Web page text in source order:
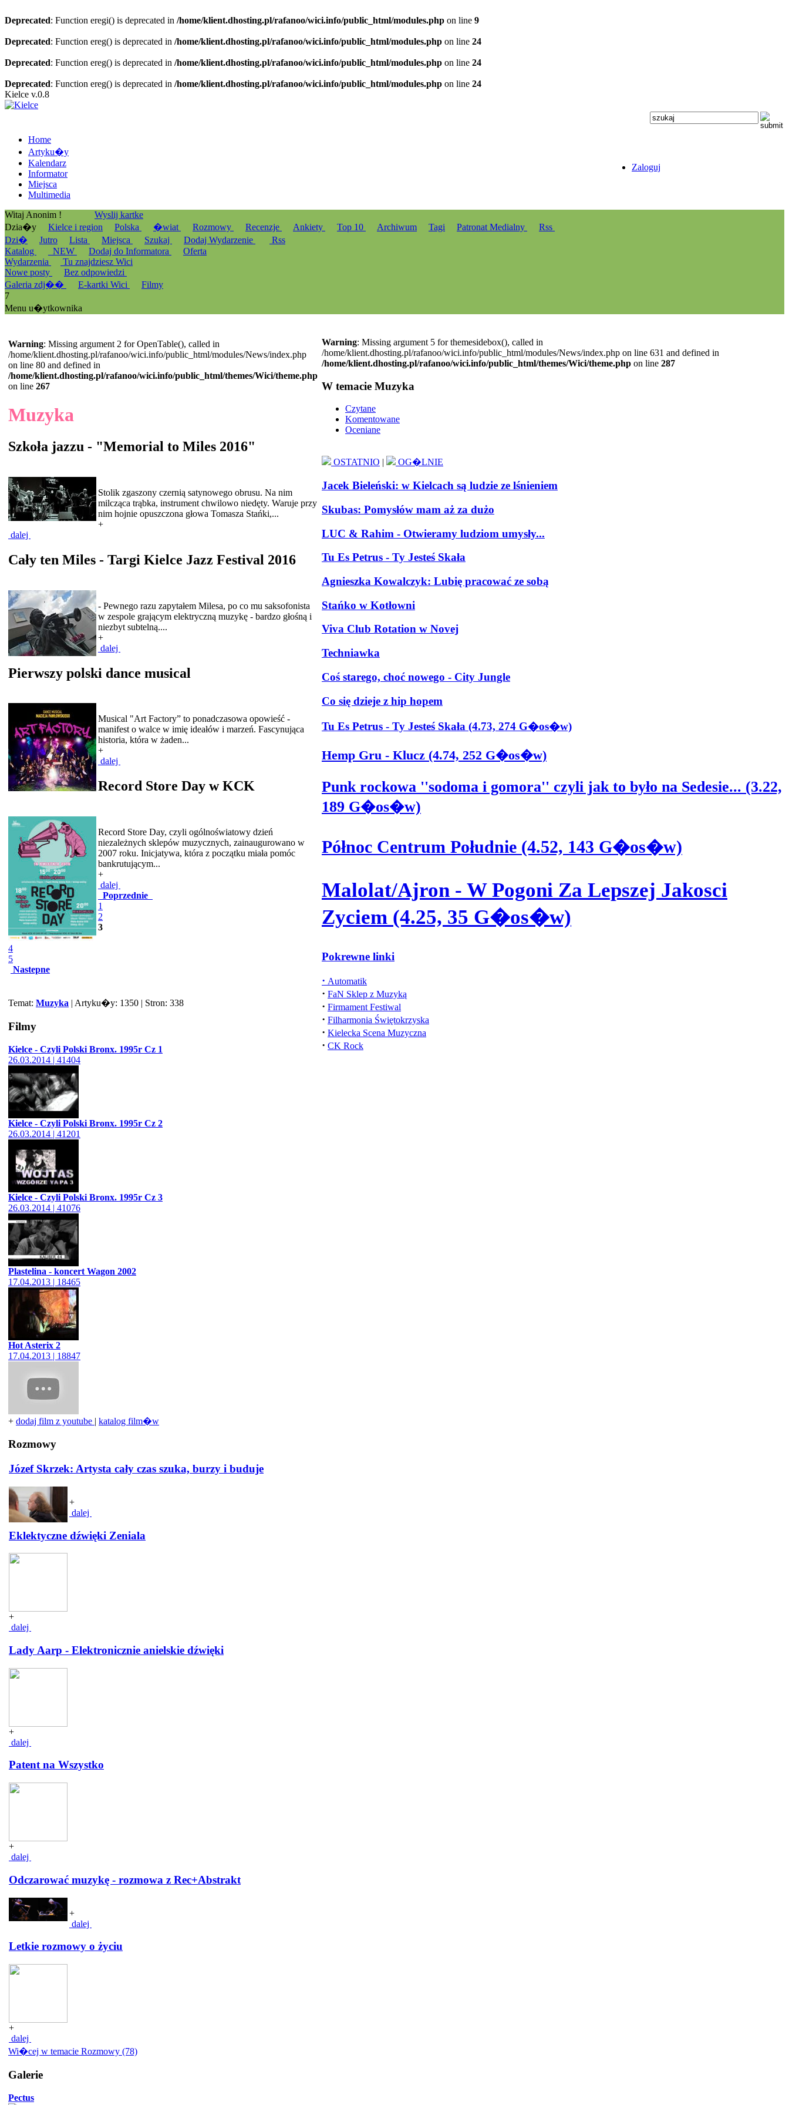
Deprecated: Function eregi() is deprecated in /home/klient.dhosting.pl/rafanoo/wici.info/public_html/modules.php on line 9
Deprecated: Function ereg() is deprecated in /home/klient.dhosting.pl/rafanoo/wici.info/public_html/modules.php on line 24
Deprecated: Function ereg() is deprecated in /home/klient.dhosting.pl/rafanoo/wici.info/public_html/modules.php on line 24
Deprecated: Function ereg() is deprecated in /home/klient.dhosting.pl/rafanoo/wici.info/public_html/modules.php on line 24
Kielce v.0.8
Home
Artyku�y
Kalendarz
Informator
Miejsca
Multimedia
Zaloguj
Witaj Anonim !
Wyslij kartke
Dzia�y
Kielce i region Polska �wiat Rozmowy Recenzje Ankiety Top 10 Archiwum Tagi Patronat Medialny
Rss
Dzi�
Jutro Lista Miejsca Szukaj Dodaj Wydarzenie
Rss
Katalog
_NEW Dodaj do Informatora
Oferta
Wydarzenia
Tu znajdziesz Wici
Nowe posty
Bez odpowiedzi
Galeria zdj��
E-kartki Wici
Filmy
7
Menu u�ytkownika
Warning: Missing argument 2 for OpenTable(), called in
/home/klient.dhosting.pl/rafanoo/wici.info/public_html/modules/News/index.php
on line 80 and defined in
/home/klient.dhosting.pl/rafanoo/wici.info/public_html/themes/Wici/theme.php
on line 267
Muzyka
Szkoła jazzu - "Memorial to Miles 2016"
Stolik zgaszony czernią satynowego obrusu. Na nim
milcząca trąbka, instrument chwilowo niedęty. Waruje przy
nim hojnie opuszczona głowa Tomasza Stańki,...
+
dalej
Cały ten Miles - Targi Kielce Jazz Festival 2016
- Pewnego razu zapytałem Milesa, po co mu saksofonista
w zespole grającym elektryczną muzykę - bardzo głośną i
niezbyt subtelną....
+
dalej
Pierwszy polski dance musical
Musical "Art Factory” to ponadczasowa opowieść -
manifest o walce w imię ideałów i marzeń. Fascynująca
historia, która w żaden...
+
dalej
Record Store Day w KCK
Record Store Day, czyli ogólnoświatowy dzień
niezależnych sklepów muzycznych, zainaugurowano w
2007 roku. Inicjatywa, która z początku miała pomóc
bankrutującym...
+
dalej
Poprzednie
1
2
3
4
5
Nastepne
Temat: Muzyka | Artyku�y: 1350 | Stron: 338
Filmy
Kielce - Czyli Polski Bronx. 1995r Cz 1
26.03.2014 | 41404
Kielce - Czyli Polski Bronx. 1995r Cz 2
26.03.2014 | 41201
Kielce - Czyli Polski Bronx. 1995r Cz 3
26.03.2014 | 41076
Plastelina - koncert Wagon 2002
17.04.2013 | 18465
Hot Asterix 2
17.04.2013 | 18847
+ dodaj film z youtube | katalog film�w
Rozmowy
Józef Skrzek: Artysta cały czas szuka, burzy i buduje
+
dalej
Eklektyczne dźwięki Zeniala
+
dalej
Lady Aarp - Elektronicznie anielskie dźwięki
+
dalej
Patent na Wszystko
+
dalej
Odczarować muzykę - rozmowa z Rec+Abstrakt
+
dalej
Letkie rozmowy o życiu
+
dalej
Wi�cej w temacie Rozmowy (78)
Galerie
Pectus
Warning: Missing argument 5 for themesidebox(), called in
/home/klient.dhosting.pl/rafanoo/wici.info/public_html/modules/News/index.php on line 631 and defined in
/home/klient.dhosting.pl/rafanoo/wici.info/public_html/themes/Wici/theme.php on line 287
W temacie Muzyka
Czytane
Komentowane
Oceniane
OSTATNIO | OG�LNIE
Jacek Bieleński: w Kielcach są ludzie ze lśnieniem
Skubas: Pomysłów mam aż za dużo
LUC & Rahim - Otwieramy ludziom umysły...
Tu Es Petrus - Ty Jesteś Skała
Agnieszka Kowalczyk: Lubię pracować ze sobą
Stańko w Kotłowni
Viva Club Rotation w Novej
Techniawka
Coś starego, choć nowego - City Jungle
Co się dzieje z hip hopem
Tu Es Petrus - Ty Jesteś Skała (4.73, 274 G�os�w)
Hemp Gru - Klucz (4.74, 252 G�os�w)
Punk rockowa ''sodoma i gomora'' czyli jak to było na Sedesie... (3.22,
189 G�os�w)
Północ Centrum Południe (4.52, 143 G�os�w)
Malolat/Ajron - W Pogoni Za Lepszej Jakosci
Zyciem (4.25, 35 G�os�w)
Pokrewne linki
· Automatik
· FaN Sklep z Muzyką
· Firmament Festiwal
· Filharmonia Świętokrzyska
· Kielecka Scena Muzyczna
· CK Rock